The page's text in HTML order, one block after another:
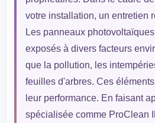
votre installation, un entretien
Les panneaux
exposés à divers facteurs
que la pollution, les
feuilles d'arbres. Ces
leur performance. En faisant
spécialisée comme ProClean